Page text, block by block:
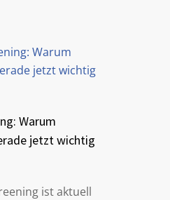
Warum
jetzt wichtig
ist aktuell